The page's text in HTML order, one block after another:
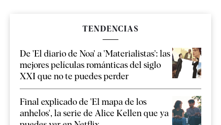
TENDENCIAS
De 'El diario de Noa' a 'Materialistas': las
mejores películas románticas del siglo
XXI que no te puedes perder
Final explicado de 'El mapa de los
anhelos', la serie de Alice Kellen que ya